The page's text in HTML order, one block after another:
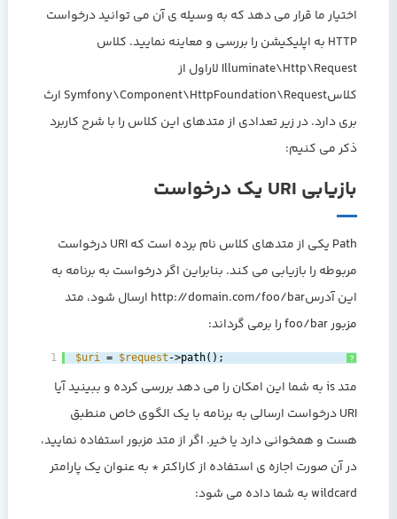
اختیار ما قرار می دهد که به وسیله ی آن می توانید درخواست
HTTP به اپلیکیشن را بررسی و معاینه نمایید. کلاس
Illuminate\Http\Request لاراول از
کلاسSymfony\Component\HttpFoundation\Request ارث
بری دارد. در زیر تعدادی از متدهای این کلاس را با شرح کاربرد
ذکر می کنیم:
بازیابی URI یک درخواست
Path یکی از متدهای کلاس نام برده است که URI درخواست
مربوطه را بازیابی می کند. بنابراین اگر درخواست به برنامه به
این آدرسhttp://domain.com/foo/bar ارسال شود، متد
مزبور foo/bar را برمی گرداند:
?
1 $uri = $request ->path();
متد is به شما این امکان را می دهد بررسی کرده و ببینید آیا
URI درخواست ارسالی به برنامه با یک الگوی خاص منطبق
هست و همخوانی دارد یا خیر. اگر از متد مزبور استفاده نمایید،
در آن صورت اجازه ی استفاده از کاراکتر * به عنوان یک پارامتر
wildcard به شما داده می شود: